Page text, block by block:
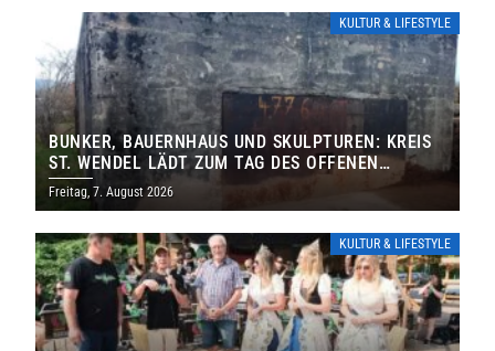
KULTUR & LIFESTYLE
BUNKER, BAUERNHAUS UND SKULPTUREN: KREIS
ST. WENDEL LÄDT ZUM TAG DES OFFENEN
DENKMALS EIN
Freitag, 7. August 2026
KULTUR & LIFESTYLE